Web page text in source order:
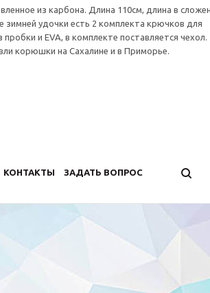
из карбона. Длина 110см, длина в
зимней удочки есть 2 комплекта крючков для
и EVA, в комплекте поставляется чехол.
корюшки на Сахалине и в Приморье.
КОНТАКТЫ ЗАДАТЬ ВОПРОС